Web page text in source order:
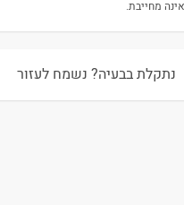
מחייבת.
נתקלת בבעיה? נשמח לעזור